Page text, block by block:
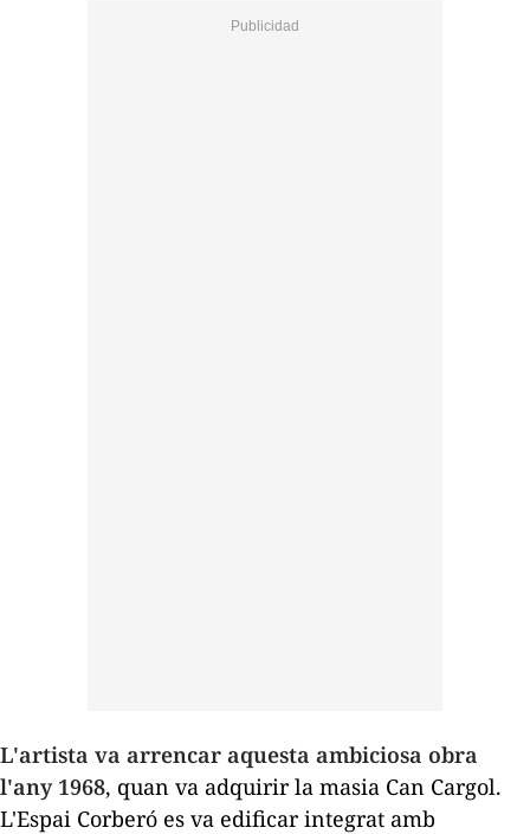
L'artista va arrencar aquesta ambiciosa obra
l'any 1968, quan va adquirir la masia Can Cargol.
L'Espai Corberó es va edificar integrat amb